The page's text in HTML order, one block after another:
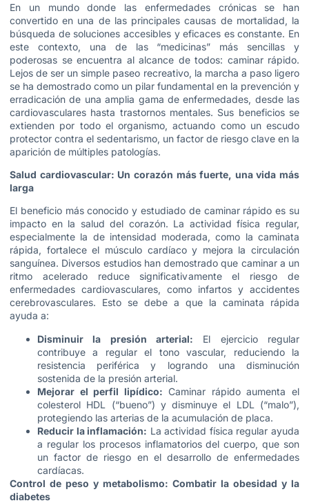
En un mundo donde las enfermedades crónicas se han
convertido en una de las principales causas de mortalidad, la
búsqueda de soluciones accesibles y eficaces es constante. En
este contexto, una de las “medicinas” más sencillas y
poderosas se encuentra al alcance de todos: caminar rápido.
Lejos de ser un simple paseo recreativo, la marcha a paso ligero
se ha demostrado como un pilar fundamental en la prevención y
erradicación de una amplia gama de enfermedades, desde las
cardiovasculares hasta trastornos mentales. Sus beneficios se
extienden por todo el organismo, actuando como un escudo
protector contra el sedentarismo, un factor de riesgo clave en la
aparición de múltiples patologías.
Salud cardiovascular: Un corazón más fuerte, una vida más
larga
El beneficio más conocido y estudiado de caminar rápido es su
impacto en la salud del corazón. La actividad física regular,
especialmente la de intensidad moderada, como la caminata
rápida, fortalece el músculo cardíaco y mejora la circulación
sanguínea. Diversos estudios han demostrado que caminar a un
ritmo acelerado reduce significativamente el riesgo de
enfermedades cardiovasculares, como infartos y accidentes
cerebrovasculares. Esto se debe a que la caminata rápida
ayuda a:
Disminuir la presión arterial: El ejercicio regular
contribuye a regular el tono vascular, reduciendo la
resistencia periférica y logrando una disminución
sostenida de la presión arterial.
Mejorar el perfil lipídico: Caminar rápido aumenta el
colesterol HDL (“bueno”) y disminuye el LDL (“malo”),
protegiendo las arterias de la acumulación de placa.
Reducir la inflamación: La actividad física regular ayuda
a regular los procesos inflamatorios del cuerpo, que son
un factor de riesgo en el desarrollo de enfermedades
cardíacas.
Control de peso y metabolismo: Combatir la obesidad y la
diabetes